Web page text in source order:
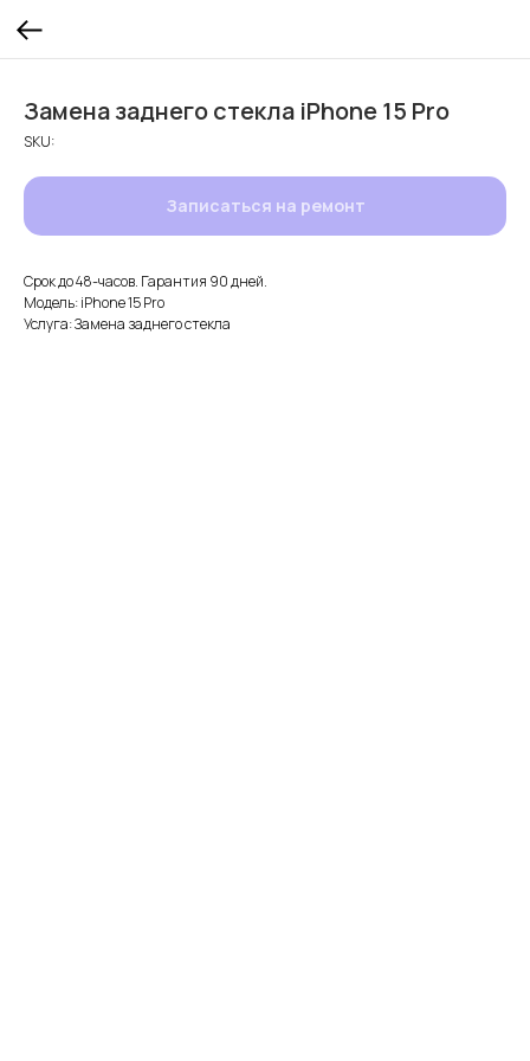
Замена заднего стекла iPhone 15 Pro
SKU:
Записаться на ремонт
Срок до 48-часов. Гарантия 90 дней.
Модель: iPhone 15 Pro
Услуга: Замена заднего стекла